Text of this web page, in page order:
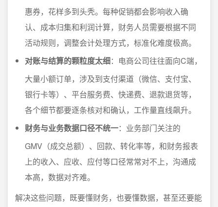
惠券，花样多到头秃。每种促销都会影响收入确
认、成本归集和利润计算，财务人员需要根据不同
活动规则，调整会计处理方式，标准化难度极高。
对账与结算的颗粒度太细：电商公司往往面向C端，
大量小额订单，涉及到支付渠道（微信、支付宝、
银行卡等）、平台服务费、快递费、退款退货等，
各个细节都要逐条核对和确认，工作量直线飙升。
财务与业务数据口径不统一：业务部门关注的
GMV（成交总额）、回款、转化率等，和财务报表
上的收入、应收、应付等口径常常对不上，沟通成
本高，数据对齐难。
解决这些问题，既要懂财务，也要懂数据，甚至还要能